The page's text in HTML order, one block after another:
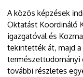
A közös képzések
Oktatást Koordináló
igazgatóval és
tekintették át, majd
természettudományi
további részletes